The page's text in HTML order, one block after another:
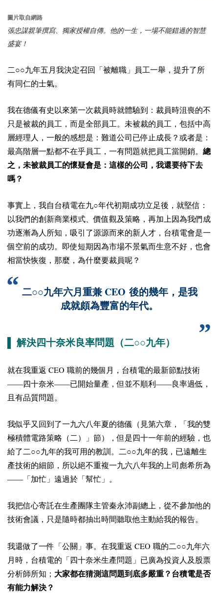
圖片取自網路
張忠謀親筆撰寫、獨家授權自傳。他的一生，一場不能錯過的智慧
盛宴！
二○○九年五月我決定召回「被離職」員工一舉，提升了所
有同仁的士氣。
我在德儀有史以來第一次裁員時就體驗到：裁員時沮喪的不
只是被裁的員工，而是全部員工。未被裁的員工，包括中高
層經理人，一般的感想是：難道公司已停止成長？或者是：
最高階層一點都不在乎員工，一有問題就把員工當開銷。 總
之，未被裁員工的懷疑會是：這樣的公司，我還要待下去
嗎？
事實上，我自台積電在九○年代初期成功立足後，就堅信：
以我們的創新商業模式、價值觀及策略，再加上因為我們成
功逐漸為人所知，吸引了源源而來的新人才，台積電會是一
個空前的成功。即使短期因為市場不景氣而生意不好，也會
相當快恢復，那麼，為什麼要裁員呢？
二○○九年六月重兼 CEO 後的幾年，是我
成就頗為豐富的年代。
▌ 解決四十奈米良率問題（二○○九年）
就在我重返 CEO 職前的幾個月，台積電的最新節點技術
——四十奈米——已開始量產，但並不順利——良率過低，
且有品質問題。
我似乎又回到了一九六八年夏的德儀（見第六章，「我的雙
極積體電路策略（二）」節），但是四十一年前的經驗，也
給了二○○九年的我可用的教訓。二○○九年的我，已遠離生
產技術的細節，所以絕不重複一九六八年我的上司彪希所為
——「加忙」遠過於「幫忙」。
我把信心寄託在生產團隊主管秦永沛副總上，從不參加他的
技術會議，只是隨時都抽出時間聽取他主動給我的報告。
我還做了一件「公關」事。在我重返 CEO 職的二○○九年六
月時，台積電的「四十奈米生產問題」已廣為投資人及股票
分析師所知； 大家都在猜測這問題到底多嚴重？台積電是否
有能力解決？